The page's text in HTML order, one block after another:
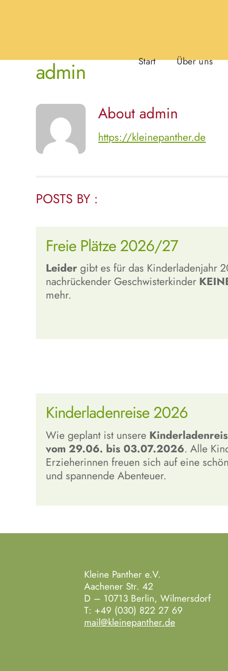
Start Über uns
admin
About admin
https://kleinepanther.de
POSTS BY :
Freie Plätze 2026/27
Leidergibt es für das Kinderladenjahr
nachrückender Geschwisterkinder
mehr.
Kinderladenreise 2026
Wie geplant ist unsere
vom 29.06. bis 03.07.2026. Alle
Erzieherinnen freuen sich auf eine
und spannende Abenteuer.
Kleine Panther e.V.
Aachener Str. 42
D – 10713 Berlin, Wilmersdorf
T: +49 (030) 822 27 69
mail@kleinepanther.de